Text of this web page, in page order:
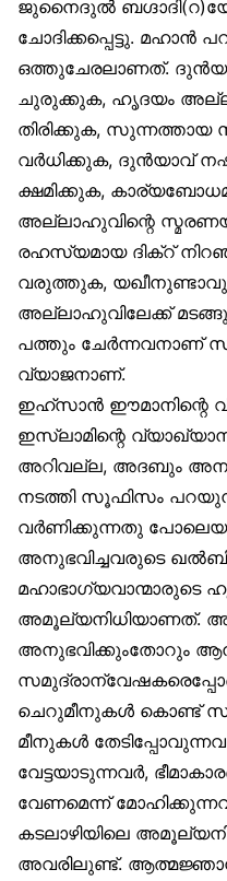
ജുനൈദുൽ
ചോദിക്കപ്പെട്ടു.
ഒത്തുചേരലാണത്.
ചുരുക്കുക, ഹൃദയം
തിരിക്കുക,
വർധിക്കുക, ദുൻയാവ്
ക്ഷമിക്കുക,
അല്ലാഹുവിന്റെ
രഹസ്യമായ ദിക്‌റ്
വരുത്തുക,
അല്ലാഹുവിലേക്ക്
പത്തും ചേർന്നവനാണ്
വ്യാജനാണ്.
ഇഹ്‌സാൻ ഈമാനിന്റെ
ഇസ്‌ലാമിന്റെ
അറിവല്ല, അദബും
നടത്തി സൂഫിസം
വർണിക്കുന്നതു
അനുഭവിച്ചവരുടെ
മഹാഭാഗ്യവാന്മാരുടെ
അമൂല്യനിധിയാണത്.
അനുഭവിക്കുംതോറും
ചെറുമീനുകൾ കൊണ്ട്
മീനുകൾ
വേട്ടയാടുന്നവർ,
വേണമെന്ന്
കടലാഴിയിലെ
അവരിലുണ്ട്.